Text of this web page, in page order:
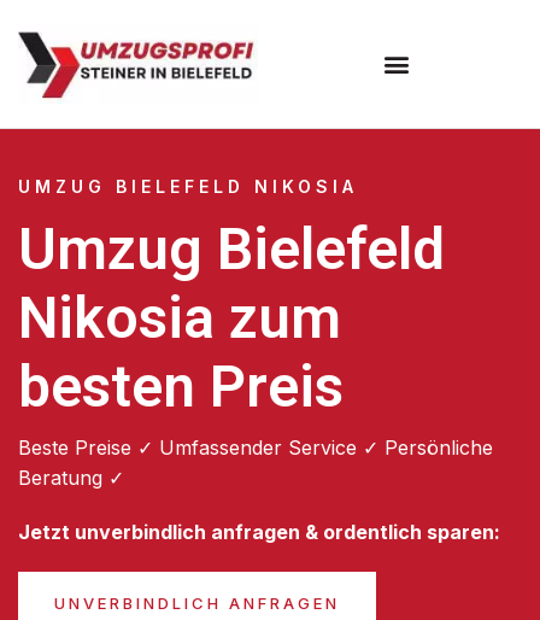
UMZUG BIELEFELD NIKOSIA
Umzug Bielefeld
Nikosia zum
besten Preis
Beste Preise ✓ Umfassender Service ✓ Persönliche
Beratung ✓
Jetzt unverbindlich anfragen & ordentlich sparen:
UNVERBINDLICH ANFRAGEN